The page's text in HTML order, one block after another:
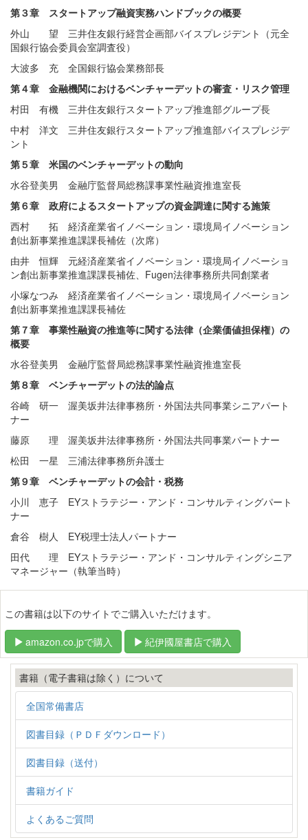
第３章 スタートアップ融資実務ハンドブックの概要
外山 望 三井住友銀行経営企画部バイスプレジデント（元全
国銀行協会委員会室調査役）
大波多 充 全国銀行協会業務部長
第４章 金融機関におけるベンチャーデットの審査・リスク管理
村田 有機 三井住友銀行スタートアップ推進部グループ長
中村 洋文 三井住友銀行スタートアップ推進部バイスプレジデ
ント
第５章 米国のベンチャーデットの動向
水谷登美男 金融庁監督局総務課事業性融資推進室長
第６章 政府によるスタートアップの資金調達に関する施策
西村 拓 経済産業省イノベーション・環境局イノベーション
創出新事業推進課課長補佐（次席）
由井 恒輝 元経済産業省イノベーション・環境局イノベーショ
ン創出新事業推進課課長補佐、Fugen法律事務所共同創業者
小塚なつみ 経済産業省イノベーション・環境局イノベーション
創出新事業推進課課長補佐
第７章 事業性融資の推進等に関する法律（企業価値担保権）の
概要
水谷登美男 金融庁監督局総務課事業性融資推進室長
第８章 ベンチャーデットの法的論点
谷崎 研一 渥美坂井法律事務所・外国法共同事業シニアパート
ナー
藤原 理 渥美坂井法律事務所・外国法共同事業パートナー
松田 一星 三浦法律事務所弁護士
第９章 ベンチャーデットの会計・税務
小川 恵子 EYストラテジー・アンド・コンサルティングパート
ナー
倉谷 樹人 EY税理士法人パートナー
田代 理 EYストラテジー・アンド・コンサルティングシニア
マネージャー（執筆当時）
この書籍は以下のサイトでご購入いただけます。
amazon.co.jpで購入 紀伊國屋書店で購入
書籍（電子書籍は除く）について
全国常備書店
図書目録（ＰＤＦダウンロード）
図書目録（送付）
書籍ガイド
よくあるご質問